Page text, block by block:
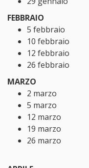
FEBBRAIO
5 febbraio
10 febbraio
12 febbraio
26 febbraio
MARZO
2 marzo
5 marzo
12 marzo
19 marzo
26 marzo